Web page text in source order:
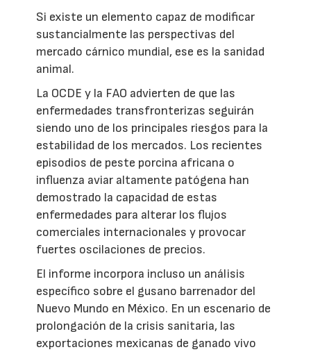
Si existe un elemento capaz de modificar
sustancialmente las perspectivas del
mercado cárnico mundial, ese es la sanidad
animal.
La OCDE y la FAO advierten de que las
enfermedades transfronterizas seguirán
siendo uno de los principales riesgos para la
estabilidad de los mercados. Los recientes
episodios de peste porcina africana o
influenza aviar altamente patógena han
demostrado la capacidad de estas
enfermedades para alterar los flujos
comerciales internacionales y provocar
fuertes oscilaciones de precios.
El informe incorpora incluso un análisis
específico sobre el gusano barrenador del
Nuevo Mundo en México. En un escenario de
prolongación de la crisis sanitaria, las
exportaciones mexicanas de ganado vivo